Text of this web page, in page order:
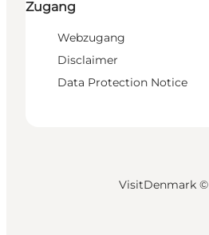
Zugang
Webzugang
Disclaimer
Data Protection Notice
VisitDenmark ©